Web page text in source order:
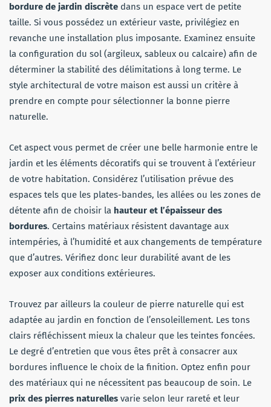
bordure de jardin discrète dans un espace vert de petite
taille. Si vous possédez un extérieur vaste, privilégiez en
revanche une installation plus imposante. Examinez ensuite
la configuration du sol (argileux, sableux ou calcaire) afin de
déterminer la stabilité des délimitations à long terme. Le
style architectural de votre maison est aussi un critère à
prendre en compte pour sélectionner la bonne pierre
naturelle.
Cet aspect vous permet de créer une belle harmonie entre le
jardin et les éléments décoratifs qui se trouvent à l’extérieur
de votre habitation. Considérez l’utilisation prévue des
espaces tels que les plates-bandes, les allées ou les zones de
détente afin de choisir la hauteur et l’épaisseur des
bordures. Certains matériaux résistent davantage aux
intempéries, à l’humidité et aux changements de température
que d’autres. Vérifiez donc leur durabilité avant de les
exposer aux conditions extérieures.
Trouvez par ailleurs la couleur de pierre naturelle qui est
adaptée au jardin en fonction de l’ensoleillement. Les tons
clairs réfléchissent mieux la chaleur que les teintes foncées.
Le degré d’entretien que vous êtes prêt à consacrer aux
bordures influence le choix de la finition. Optez enfin pour
des matériaux qui ne nécessitent pas beaucoup de soin. Le
prix des pierres naturelles varie selon leur rareté et leur